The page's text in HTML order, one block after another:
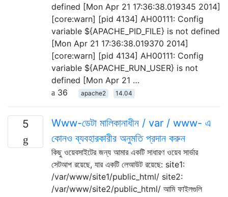
defined [Mon Apr 21 17:36:38.019345 2014]
[core:warn] [pid 4134] AH00111: Config
variable ${APACHE_PID_FILE} is not defined
[Mon Apr 21 17:36:38.019370 2014]
[core:warn] [pid 4134] AH00111: Config
variable ${APACHE_RUN_USER} is not
defined [Mon Apr 21 …
36
apache2 14.04
5
Www-ডেটা মালিকানাধীন / var / www- এ
কোনও ব্যবহারকারীর অনুমতি প্রদান করুন
কিছু ওয়েবসাইটের জন্য আমার একটি সাধারণ ওয়েব সার্ভার
সেটআপ রয়েছে, যার একটি লেআউট রয়েছে: site1:
/var/www/site1/public_html/ site2:
/var/www/site2/public_html/ আমি ফাইলগুলি